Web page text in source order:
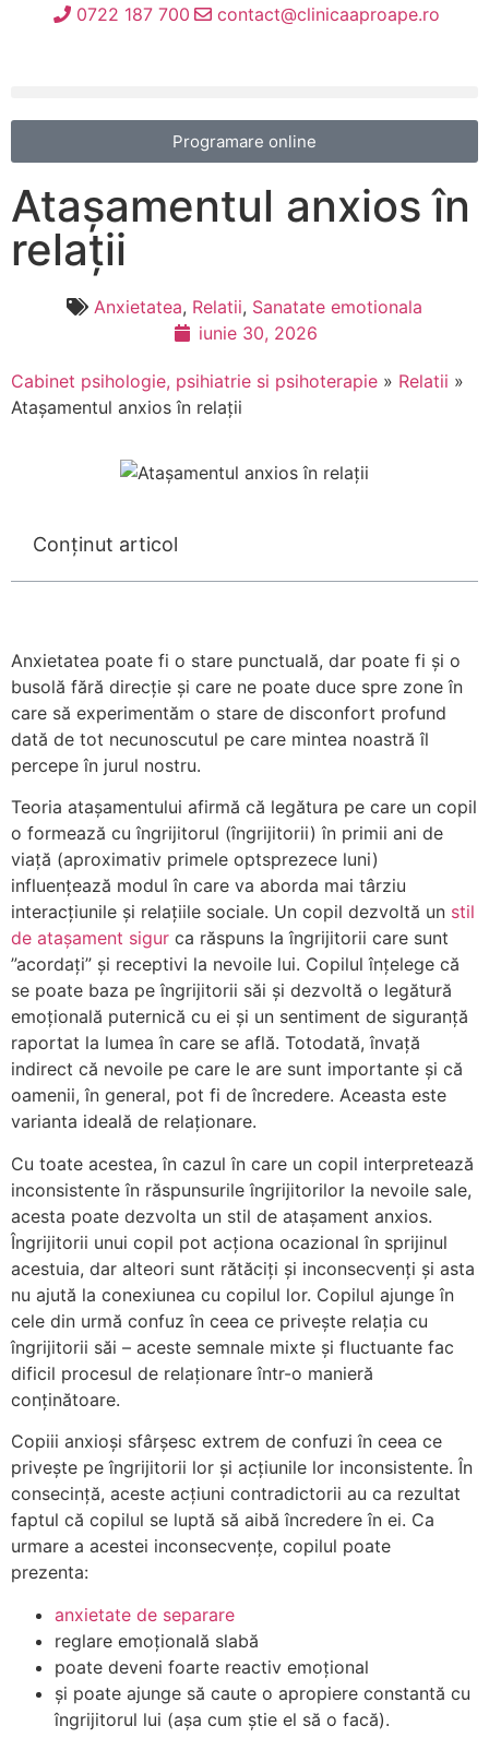
0722 187 700 contact@clinicaaproape.ro
Programare online
Atașamentul anxios în
relații
Anxietatea, Relatii, Sanatate emotionala
iunie 30, 2026
Cabinet psihologie, psihiatrie si psihoterapie » Relatii »
Atașamentul anxios în relații
Conținut articol
Anxietatea poate fi o stare punctuală, dar poate fi și o
busolă fără direcție și care ne poate duce spre zone în
care să experimentăm o stare de disconfort profund
dată de tot necunoscutul pe care mintea noastră îl
percepe în jurul nostru.
Teoria atașamentului afirmă că legătura pe care un copil
o formează cu îngrijitorul (îngrijitorii) în primii ani de
viață (aproximativ primele optsprezece luni)
influențează modul în care va aborda mai târziu
interacțiunile și relațiile sociale. Un copil dezvoltă un stil
de atașament sigur ca răspuns la îngrijitorii care sunt
”acordați” și receptivi la nevoile lui. Copilul înțelege că
se poate baza pe îngrijitorii săi și dezvoltă o legătură
emoțională puternică cu ei și un sentiment de siguranță
raportat la lumea în care se află. Totodată, învață
indirect că nevoile pe care le are sunt importante și că
oamenii, în general, pot fi de încredere. Aceasta este
varianta ideală de relaționare.
Cu toate acestea, în cazul în care un copil interpretează
inconsistente în răspunsurile îngrijitorilor la nevoile sale,
acesta poate dezvolta un stil de atașament anxios.
Îngrijitorii unui copil pot acţiona ocazional în sprijinul
acestuia, dar alteori sunt rătăciţi şi inconsecvenți și asta
nu ajută la conexiunea cu copilul lor. Copilul ajunge în
cele din urmă confuz în ceea ce privește relația cu
îngrijitorii săi – aceste semnale mixte și fluctuante fac
dificil procesul de relaționare într-o manieră
conținătoare.
Copiii anxioși sfârșesc extrem de confuzi în ceea ce
privește pe îngrijitorii lor și acțiunile lor inconsistente. În
consecință, aceste acțiuni contradictorii au ca rezultat
faptul că copilul se luptă să aibă încredere în ei. Ca
urmare a acestei inconsecvențe, copilul poate
prezenta:
anxietate de separare
reglare emoțională slabă
poate deveni foarte reactiv emoțional
și poate ajunge să caute o apropiere constantă cu
îngrijitorul lui (așa cum știe el să o facă).